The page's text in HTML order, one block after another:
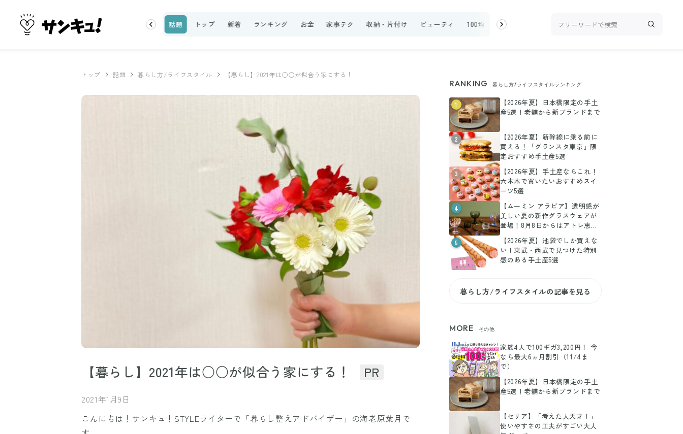
100均・雑貨 スーパー 料理レシピ 話題 トップ 新着 ランキング お金 家事テク 収納・片付け ビューティ 100均・雑貨 料理レシピ 話題
トップ 話題 暮らし方/ライフスタイル 【暮らし】2021年は○○が似合う家にする！
【暮らし】2021年は○○が似合う家にする！ PR
2021年1月9日
こんにちは！サンキュ！STYLEライターで「暮らし整えアドバイザー」の海老原葉月で
RANKING 暮らし方/ライフスタイルランキング
1
【2026年夏】日本橋限定の手土
産5選！老舗から新ブランドまで
2
【2026年夏】新幹線に乗る前に
買える！「グランスタ東京」限
定おすすめ手土産5選
3
【2026年夏】手土産ならこれ！
六本木で買いたいおすすめスイ
ーツ5選
4
【ムーミン アラビア】透明感が
美しい夏の新作グラスウェアが
登場！8月8日からはアトレ恵比
5
【2026年夏】池袋でしか買えな
い！東武・西武で見つけた特別
感のある手土産5選
暮らし方/ライフスタイルの記事を見る
MORE その他
家族4人で100ギガ3,200円！ 今
なら最大6ヵ月割引（11/4ま
で）
【2026年夏】日本橋限定の手土
産5選！老舗から新ブランドまで
【セリア】「考えた人天才！」
使いやすさの工夫がすごい大人